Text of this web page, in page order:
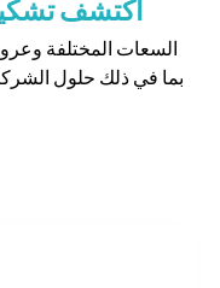
اكتشف
السعات المختلفة
بما في ذلك حلول